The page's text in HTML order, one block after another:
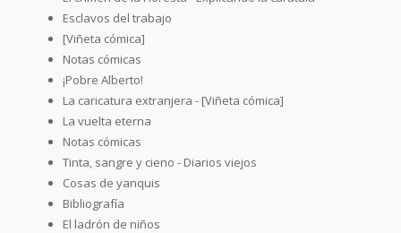
Esclavos del trabajo
[Viñeta cómica]
Notas cómicas
¡Pobre Alberto!
La caricatura extranjera - [Viñeta cómica]
La vuelta eterna
Notas cómicas
Tinta, sangre y cieno - Diarios viejos
Cosas de yanquis
Bibliografía
El ladrón de niños